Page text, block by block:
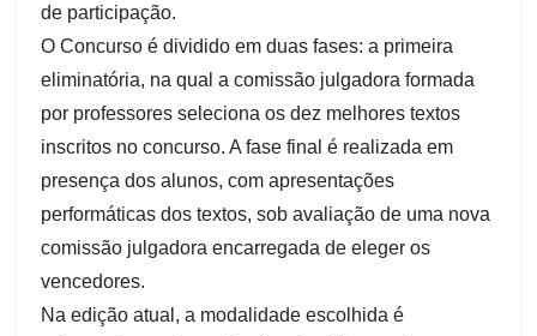
de participação.
O Concurso é dividido em duas fases: a primeira
eliminatória, na qual a comissão julgadora formada
por professores seleciona os dez melhores textos
inscritos no concurso. A fase final é realizada em
presença dos alunos, com apresentações
performáticas dos textos, sob avaliação de uma nova
comissão julgadora encarregada de eleger os
vencedores.
Na edição atual, a modalidade escolhida é